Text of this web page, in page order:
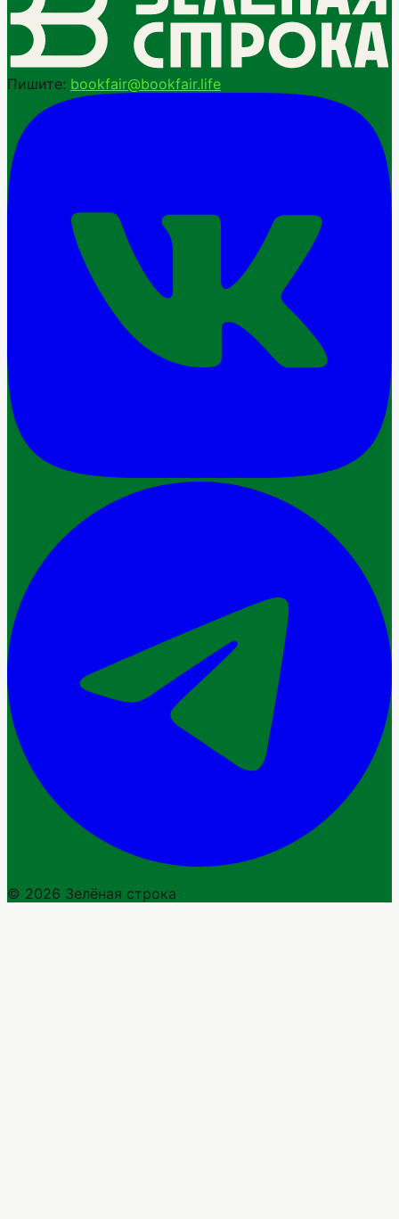
Пишите: bookfair@bookfair.life
© 2026 Зелёная строка